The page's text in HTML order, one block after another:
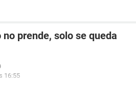
prende, solo se queda
16:55